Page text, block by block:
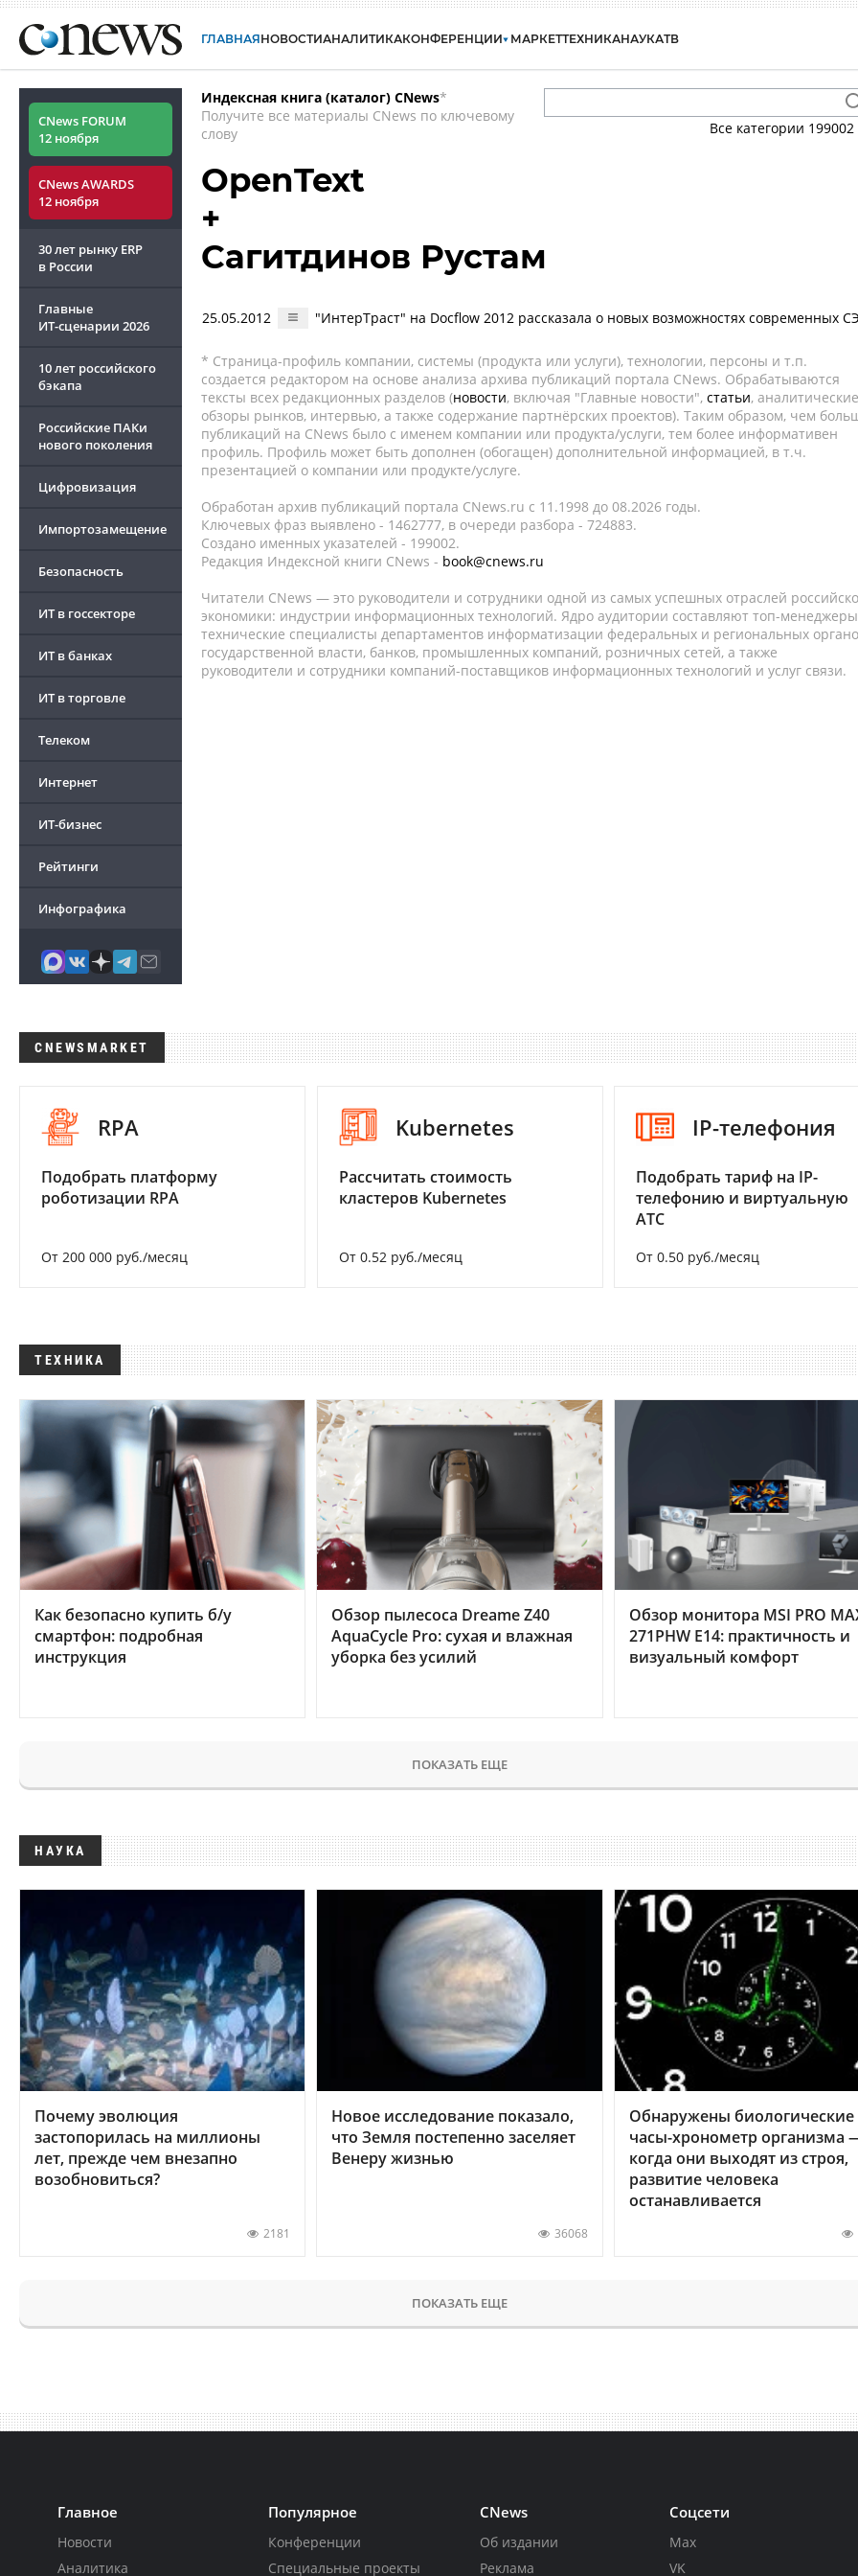
ГЛАВНАЯНОВОСТИАНАЛИТИКАКОНФЕРЕНЦИИ МАРКЕТТЕХНИКАНАУКАТВ
CNews FORUM
12 ноября
CNews AWARDS
12 ноября
30 лет рынку ERP
в России
Главные
ИТ-сценарии 2026
10 лет российского
бэкапа
Российские ПАКи
нового поколения
Цифровизация
Импортозамещение
Безопасность
ИТ в госсекторе
ИТ в банках
ИТ в торговле
Телеком
Интернет
ИТ-бизнес
Рейтинги
Инфографика
Индексная книга (каталог) CNews*
Получите все материалы CNews по ключевому
слову
Все категории 199002
OpenText
+
Сагитдинов Рустам
25.05.2012 "ИнтерТраст" на Docflow 2012 рассказала о новых возможностях современных
* Страница-профиль компании, системы (продукта или услуги), технологии, персоны и т.п.
создается редактором на основе анализа архива публикаций портала CNews. Обрабатываются
тексты всех редакционных разделов (новости, включая "Главные новости", статьи, аналитические
обзоры рынков, интервью, а также содержание партнёрских проектов). Таким образом, чем
публикаций на CNews было с именем компании или продукта/услуги, тем более информативен
профиль. Профиль может быть дополнен (обогащен) дополнительной информацией, в т.ч.
презентацией о компании или продукте/услуге.
Обработан архив публикаций портала CNews.ru c 11.1998 до 08.2026 годы.
Ключевых фраз выявлено - 1462777, в очереди разбора - 724883.
Создано именных указателей - 199002.
Редакция Индексной книги CNews - book@cnews.ru
Читатели CNews — это руководители и сотрудники одной из самых успешных отраслей
экономики: индустрии информационных технологий. Ядро аудитории составляют топ-
технические специалисты департаментов информатизации федеральных и региональных
государственной власти, банков, промышленных компаний, розничных сетей, а также
руководители и сотрудники компаний-поставщиков информационных технологий и услуг связи.
CNEWSMARKET
RPA
Подобрать платформу
роботизации RPA
От 200 000 руб./месяц
Kubernetes
Рассчитать стоимость
кластеров Kubernetes
От 0.52 руб./месяц
IP-телефония
Подобрать тариф на IP-
телефонию и виртуальную
АТС
От 0.50 руб./месяц
ТЕХНИКА
Как безопасно купить б/у
смартфон: подробная
инструкция
Обзор пылесоса Dreame Z40
AquaCycle Pro: сухая и влажная
уборка без усилий
Обзор монитора MSI PRO
271PHW E14: практичность и
визуальный комфорт
ПОКАЗАТЬ ЕЩЕ
НАУКА
Почему эволюция
застопорилась на миллионы
лет, прежде чем внезапно
возобновиться?
2181
Новое исследование показало,
что Земля постепенно заселяет
Венеру жизнью
36068
Обнаружены биологические
часы-хронометр организма
когда они выходят из строя,
развитие человека
останавливается
ПОКАЗАТЬ ЕЩЕ
Главное
Новости
Аналитика
Популярное
Конференции
Специальные проекты
CNews
Об издании
Реклама
Соцсети
Max
VK